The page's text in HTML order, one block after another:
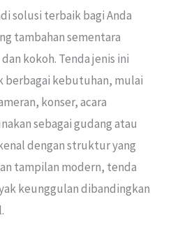
solusi terbaik bagi Anda
tambahan sementara
kokoh. Tenda jenis ini
berbagai kebutuhan, mulai
konser, acara
sebagai gudang atau
dengan struktur yang
tampilan modern, tenda
keunggulan dibandingkan